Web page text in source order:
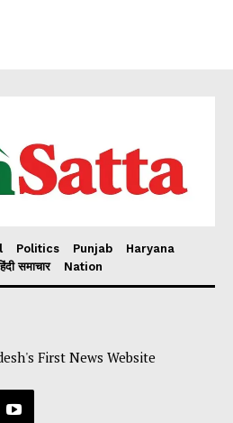
Politics Punjab
Haryana
समाचार
Nation
First News Website